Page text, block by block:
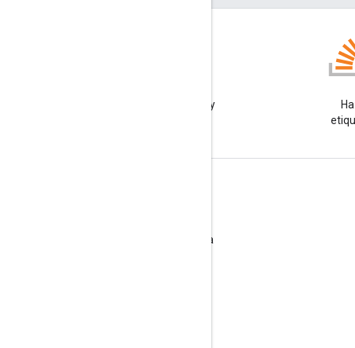
Bifurca nuestros ejemplos y
Lineamientos de desarrollo de la marca